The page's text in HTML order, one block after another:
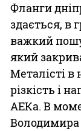
Фланги
здається, в
важкий
який
Металісті в
різкість і
АЕКа. В
Володимира